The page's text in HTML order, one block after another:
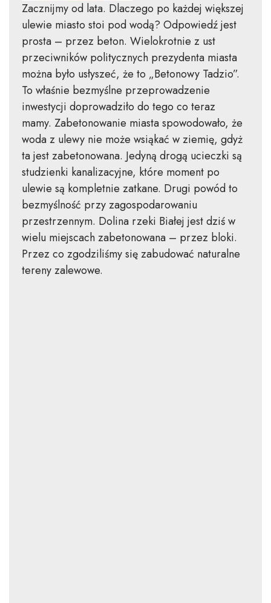
Zacznijmy od lata. Dlaczego po każdej większej
ulewie miasto stoi pod wodą? Odpowiedź jest
prosta – przez beton. Wielokrotnie z ust
przeciwników politycznych prezydenta miasta
można było usłyszeć, że to „Betonowy Tadzio”.
To właśnie bezmyślne przeprowadzenie
inwestycji doprowadziło do tego co teraz
mamy. Zabetonowanie miasta spowodowało, że
woda z ulewy nie może wsiąkać w ziemię, gdyż
ta jest zabetonowana. Jedyną drogą ucieczki są
studzienki kanalizacyjne, które moment po
ulewie są kompletnie zatkane. Drugi powód to
bezmyślność przy zagospodarowaniu
przestrzennym. Dolina rzeki Białej jest dziś w
wielu miejscach zabetonowana – przez bloki.
Przez co zgodziliśmy się zabudować naturalne
tereny zalewowe.